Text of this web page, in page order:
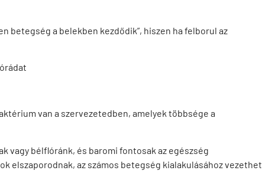
betegség a belekben kezdődik”, hiszen ha felborul az
van a szervezetedben, amelyek többsége a
vagy bélflóránk, és baromi fontosak az egészség
elszaporodnak, az számos betegség kialakulásához vezethet.